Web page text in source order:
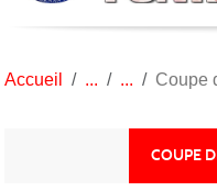
Accueil Coupe
COUPE